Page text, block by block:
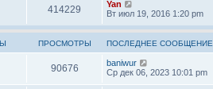
414229
Yan
Вт июл 19, 2016 1:20 pm
ПРОСМОТРЫ ПОСЛЕДНЕЕ СООБЩЕНИЕ
90676
baniwur
Ср дек 06, 2023 10:01 pm